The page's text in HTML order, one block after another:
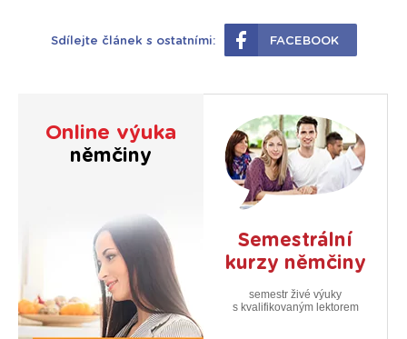
Sdílejte článek s ostatními: FACEBOOK
Online výuka
němčiny
Semestrální
kurzy němčiny
semestr živé výuky
s kvalifikovaným lektorem